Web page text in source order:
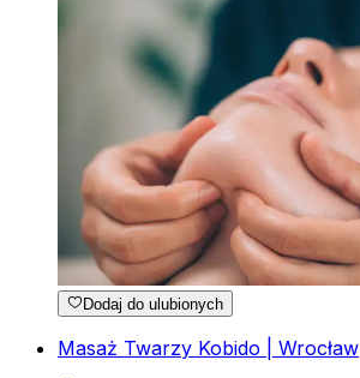
Dodaj do ulubionych
Masaż Twarzy Kobido | Wrocław